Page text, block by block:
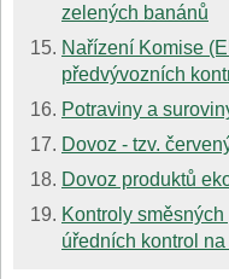
zelených banánů
Nařízení Komise
předvývozních
Potraviny a
Dovoz - tzv.
Dovoz produktů
Kontroly
úředních kontrol